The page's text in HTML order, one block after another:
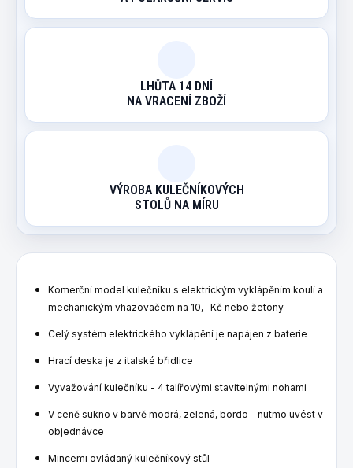
LHŮTA 14 DNÍ
NA VRACENÍ ZBOŽÍ
VÝROBA KULEČNÍKOVÝCH
STOLŮ NA MÍRU
Komerční model kulečníku s elektrickým vyklápěním koulí a
mechanickým vhazovačem na 10,- Kč nebo žetony
Celý systém elektrického vyklápění je napájen z baterie
Hrací deska je z italské břidlice
Vyvažování kulečníku - 4 talířovými stavitelnými nohami
V ceně sukno v barvě modrá, zelená, bordo - nutmo uvést v
objednávce
Mincemi ovládaný kulečníkový stůl